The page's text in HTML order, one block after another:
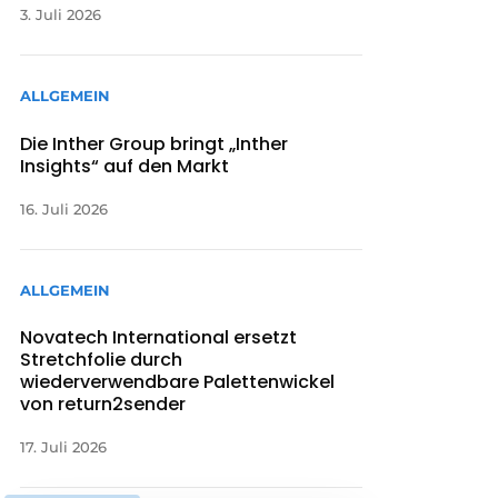
3. Juli 2026
ALLGEMEIN
Die Inther Group bringt „Inther
Insights“ auf den Markt
16. Juli 2026
ALLGEMEIN
Novatech International ersetzt
Stretchfolie durch
wiederverwendbare Palettenwickel
von return2sender
17. Juli 2026